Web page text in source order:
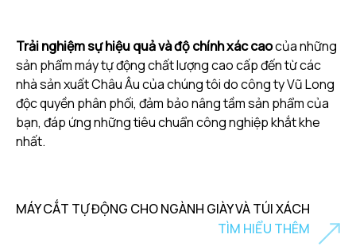
Trải nghiệm sự hiệu quả và độ chính xác caocủa những
sản phẩm máy tự động chất lượng cao cấp đến từ các
nhà sản xuất Châu Âu của chúng tôi do công ty Vũ Long
độc quyền phân phối, đảm bảo nâng tầm sản phẩm của
bạn, đáp ứng những tiêu chuẩn công nghiệp khắt khe
nhất.
MÁY CẮT TỰ ĐỘNG CHO NGÀNH GIÀY VÀ TÚI XÁCH
TÌM HIỂU THÊM